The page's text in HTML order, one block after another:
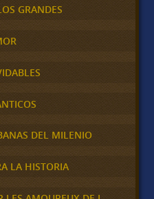
GRANDES
DEL MILENIO
LA HISTORIA